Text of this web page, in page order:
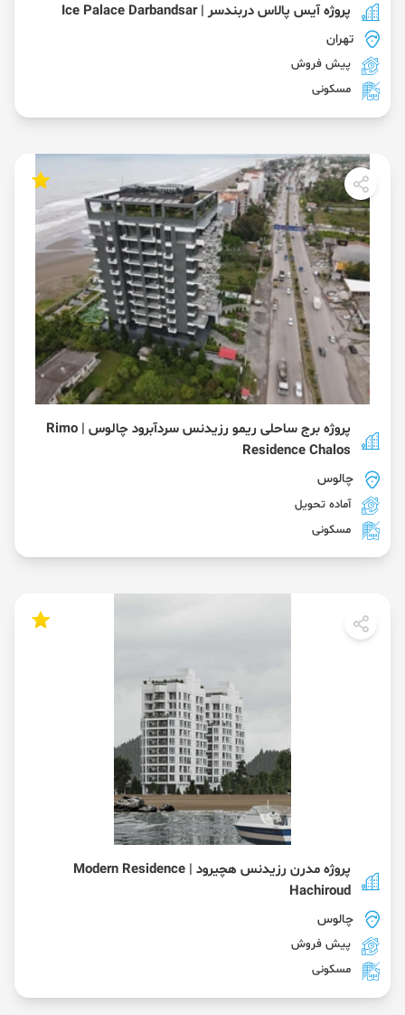
پروژه آیس پالاس دربندسر | Ice Palace Darbandsar
تهران
پیش فروش
مسکونی
پروژه برج ساحلی ریمو رزیدنس سردآبرود چالوس | Rimo
Residence Chalos
چالوس
آماده تحویل
مسکونی
پروژه مدرن رزیدنس هچیرود | Modern Residence
Hachiroud
چالوس
پیش فروش
مسکونی